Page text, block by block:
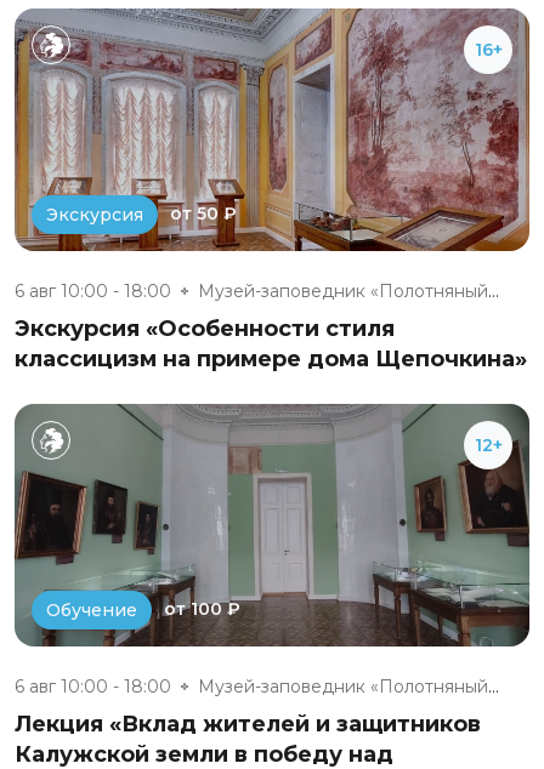
16+
Экскурсия от 50 ₽
6 авг 10:00 - 18:00 Музей-заповедник «Полотняный З...
Экскурсия «Особенности стиля
классицизм на примере дома Щепочкина»
12+
Обучение от 100 ₽
6 авг 10:00 - 18:00 Музей-заповедник «Полотняный З...
Лекция «Вклад жителей и защитников
Калужской земли в победу над